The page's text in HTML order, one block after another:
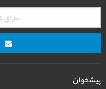
پیشخوان